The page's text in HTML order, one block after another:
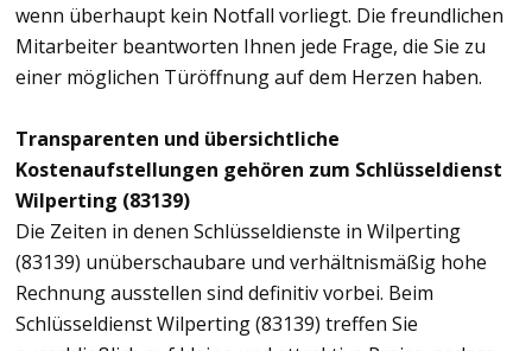
wenn überhaupt kein Notfall vorliegt. Die freundlichen
Mitarbeiter beantworten Ihnen jede Frage, die Sie zu
einer möglichen Türöffnung auf dem Herzen haben.
Transparenten und übersichtliche
Kostenaufstellungen gehören zum Schlüsseldienst
Wilperting (83139)
Die Zeiten in denen Schlüsseldienste in Wilperting
(83139) unüberschaubare und verhältnismäßig hohe
Rechnung ausstellen sind definitiv vorbei. Beim
Schlüsseldienst Wilperting (83139) treffen Sie